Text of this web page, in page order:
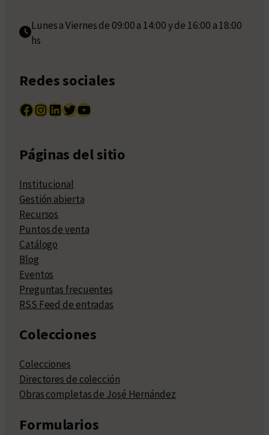
Lunes a Viernes de 09:00 a 14:00 y de 16:00 a 18:00
hs
Redes sociales
Facebook InstagramLinkedIn Twitter YouTube
Páginas del sitio
Institucional
Gestión abierta
Recursos
Puntos de venta
Catálogo
Blog
Eventos
Preguntas frecuentes
RSS Feed de entradas
Colecciones
Colecciones
Directores de colección
Obras completas de José Hernández
Formularios